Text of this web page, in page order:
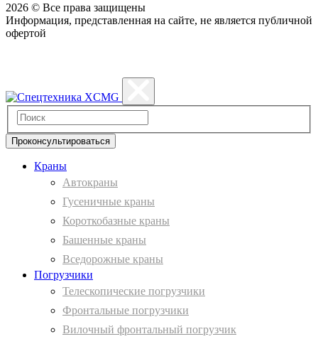
2026 © Все права защищены
Информация, представленная на сайте, не является публичной
офертой
Проконсультироваться
Краны
Автокраны
Гусеничные краны
Короткобазные краны
Башенные краны
Вcедорожные краны
Погрузчики
Телескопические погрузчики
Фронтальные погрузчики
Вилочный фронтальный погрузчик